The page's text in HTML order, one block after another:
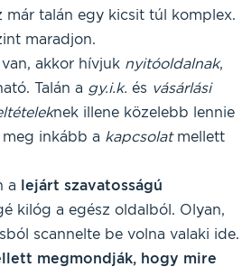
talán egy kicsit túl komplex.
maradjon.
van, akkor hívjuk nyitóoldalnak,
Talán a gy.i.k. és vásárlási
nek illene közelebb lennie
inkább a kapcsolatmellett
a lejárt szavatosságú
kilóg a egész oldalból. Olyan,
scannelte be volna valaki ide.
megmondják, hogy mire